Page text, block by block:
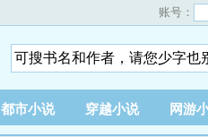
账号：
都市小说 穿越小说 网游